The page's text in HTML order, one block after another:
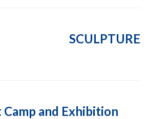
SCULPTURE
and Exhibition